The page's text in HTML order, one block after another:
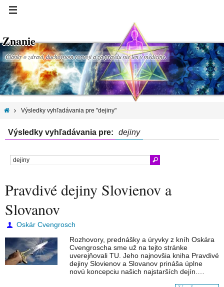
Znanie
Články o zdraví, duchovnom rozvoji a za pravdu nie len v medicíne.
Výsledky vyhľadávania pre "dejiny"
Výsledky vyhľadávania pre: dejiny
Pravdivé dejiny Slovienov a
Slovanov
Oskár Cvengrosch
Rozhovory, prednášky a úryvky z kníh Oskára
Cvengroscha sme už na tejto stránke
uverejňovali TU. Jeho najnovšia kniha Pravdivé
dejiny Slovienov a Slovanov prináša úplne
novú koncepciu našich najstarších dejín.…